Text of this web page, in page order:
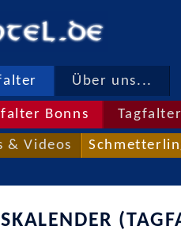
Über uns...
Bonns
& Videos